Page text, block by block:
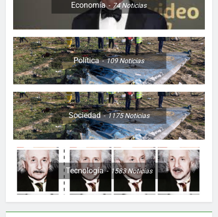
Economía 74Noticias
Política 109Noticias
Sociedad 1175Noticias
Tecnología 1583Noticias